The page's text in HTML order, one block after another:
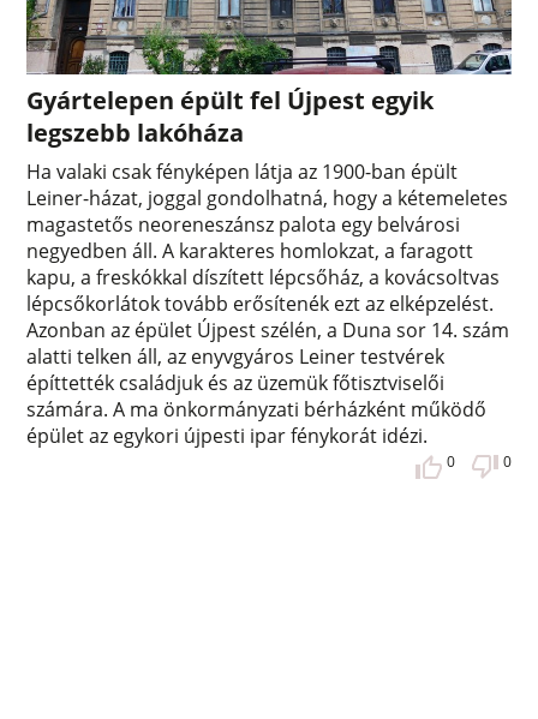
Gyártelepen épült fel Újpest egyik
legszebb lakóháza
Ha valaki csak fényképen látja az 1900-ban épült
Leiner-házat, joggal gondolhatná, hogy a kétemeletes
magastetős neoreneszánsz palota egy belvárosi
negyedben áll. A karakteres homlokzat, a faragott
kapu, a freskókkal díszített lépcsőház, a kovácsoltvas
lépcsőkorlátok tovább erősítenék ezt az elképzelést.
Azonban az épület Újpest szélén, a Duna sor 14. szám
alatti telken áll, az enyvgyáros Leiner testvérek
építtették családjuk és az üzemük főtisztviselői
számára. A ma önkormányzati bérházként működő
épület az egykori újpesti ipar fénykorát idézi.
0 0